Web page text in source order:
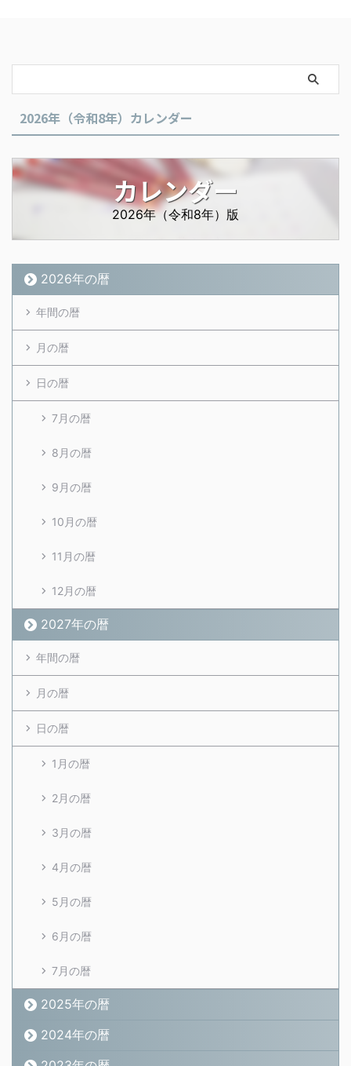
2026年（令和8年）カレンダー
カレンダー
2026年（令和8年）版
2026年の暦
年間の暦
月の暦
日の暦
7月の暦
8月の暦
9月の暦
10月の暦
11月の暦
12月の暦
2027年の暦
年間の暦
月の暦
日の暦
1月の暦
2月の暦
3月の暦
4月の暦
5月の暦
6月の暦
7月の暦
2025年の暦
2024年の暦